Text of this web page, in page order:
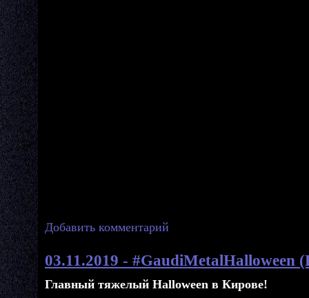
Добавить комментарий
03.11.2019 - #GaudiMetalHalloween
Главный тяжелый Halloween в Кирове!